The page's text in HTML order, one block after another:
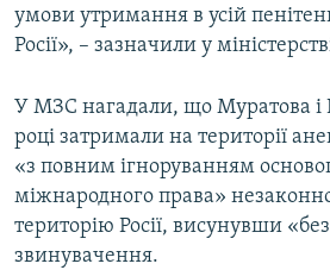
умови утримання в усій
Росії», – зазначили у
У МЗС нагадали, що Муратова і
році затримали на території
«з повним ігноруванням
міжнародного права»
територію Росії, висунувши
звинувачення.